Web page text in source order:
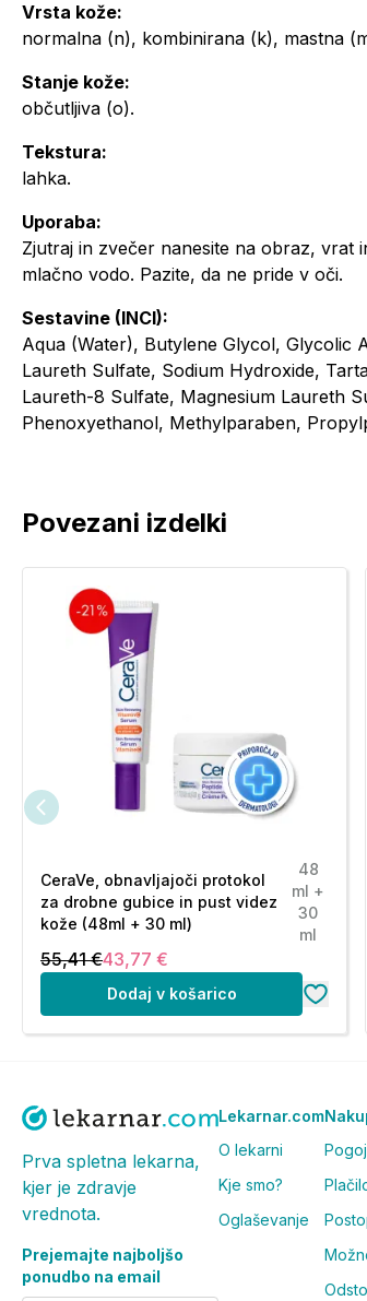
Vrsta kože:
normalna (n), kombinirana (k), mastna
Stanje kože:
občutljiva (o).
Tekstura:
lahka.
Uporaba:
Zjutraj in zvečer nanesite na obraz, vrat
mlačno vodo. Pazite, da ne pride v oči.
Sestavine (INCI):
Aqua (Water), Butylene Glycol, Glycolic
Laureth Sulfate, Sodium Hydroxide,
Laureth-8 Sulfate, Magnesium Laureth
Phenoxyethanol, Methylparaben,
Povezani izdelki
CeraVe, obnavljajoči protokol
za drobne gubice in pust videz
kože (48ml + 30 ml)
48
ml +
30
ml
55,41 €43,77 €
Dodaj v košarico
Prva spletna lekarna,
kjer je zdravje
vrednota.
Prejemajte najboljšo
ponudbo na email
Lekarnar.com
O lekarni
Kje smo?
Oglaševanje